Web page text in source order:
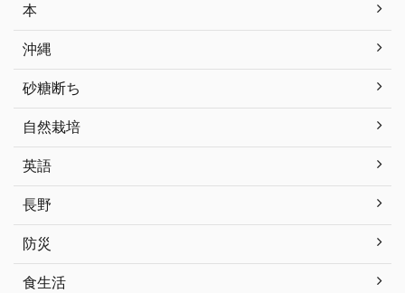
本
沖縄
砂糖断ち
自然栽培
英語
長野
防災
食生活